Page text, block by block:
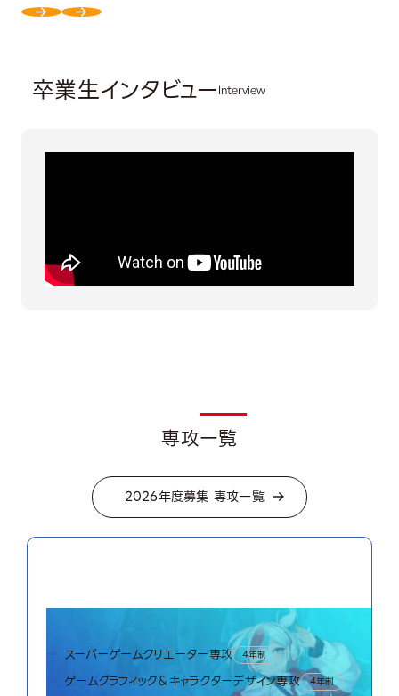
卒業生インタビュー Interview
専攻一覧
2026年度募集 専攻一覧
スーパーゲームクリエーター専攻 4年制
ゲームグラフィック＆キャラクターデザイン専攻 4年制